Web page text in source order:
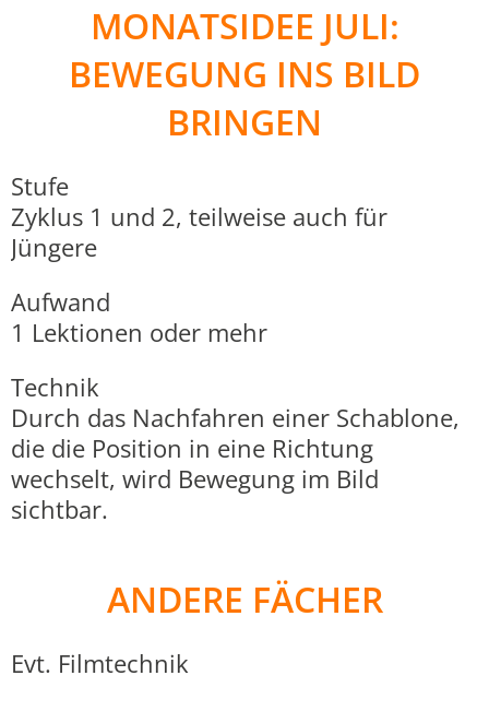
MONATSIDEE JULI:
BEWEGUNG INS BILD
BRINGEN
Stufe
Zyklus 1 und 2, teilweise auch für
Jüngere
Aufwand
1 Lektionen oder mehr
Technik
Durch das Nachfahren einer Schablone,
die die Position in eine Richtung
wechselt, wird Bewegung im Bild
sichtbar.
ANDERE FÄCHER
Evt. Filmtechnik